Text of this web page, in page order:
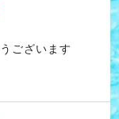
ございます